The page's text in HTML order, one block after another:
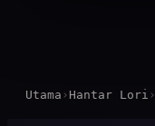
Utama › Hantar Lori ›